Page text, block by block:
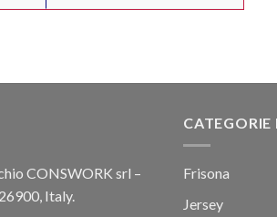
CONSWORK srl –
Italy.
Frisona
Jersey